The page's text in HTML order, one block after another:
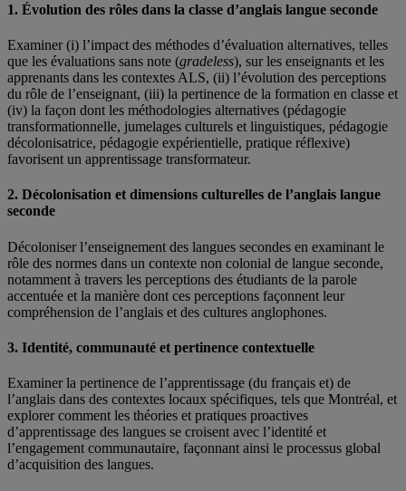
1. Évolution des rôles dans la classe d’anglais langue seconde
Examiner (i) l’impact des méthodes d’évaluation alternatives, telles
que les évaluations sans note (gradeless), sur les enseignants et les
apprenants dans les contextes ALS, (ii) l’évolution des perceptions
du rôle de l’enseignant, (iii) la pertinence de la formation en classe et
(iv) la façon dont les méthodologies alternatives (pédagogie
transformationnelle, jumelages culturels et linguistiques, pédagogie
décolonisatrice, pédagogie expérientielle, pratique réflexive)
favorisent un apprentissage transformateur.
2. Décolonisation et dimensions culturelles de l’anglais langue
seconde
Décoloniser l’enseignement des langues secondes en examinant le
rôle des normes dans un contexte non colonial de langue seconde,
notamment à travers les perceptions des étudiants de la parole
accentuée et la manière dont ces perceptions façonnent leur
compréhension de l’anglais et des cultures anglophones.
3. Identité, communauté et pertinence contextuelle
Examiner la pertinence de l’apprentissage (du français et) de
l’anglais dans des contextes locaux spécifiques, tels que Montréal, et
explorer comment les théories et pratiques proactives
d’apprentissage des langues se croisent avec l’identité et
l’engagement communautaire, façonnant ainsi le processus global
d’acquisition des langues.